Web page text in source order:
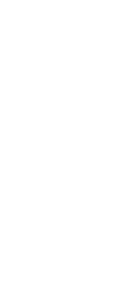
uyarı verir. Bu özellik özellikle
ortamlarda çalışanlar için büyük
dikkat dağınıklığını önlerken
Kompakt ve hafif yapısıyla Uni-
taşıyabileceğiniz bir cihazdır.
taşınabilir ve ihtiyaç duyulan her
taşınabilirlik özellikle saha
Cihaz düşük ve yüksek
seviyelerine uygun çalışır. Bu
hem de yüksek gerilimli güç
edebilirsiniz. Kullanıcı dostu
Kullanıcı Yorumları